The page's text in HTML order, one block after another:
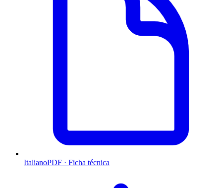
ItalianoPDF · Ficha técnica